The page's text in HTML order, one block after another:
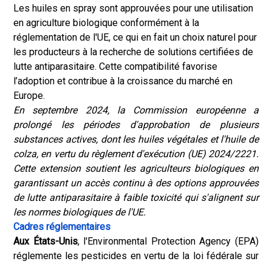
Les huiles en spray sont approuvées pour une utilisation
en agriculture biologique conformément à la
réglementation de l'UE, ce qui en fait un choix naturel pour
les producteurs à la recherche de solutions certifiées de
lutte antiparasitaire. Cette compatibilité favorise
l’adoption et contribue à la croissance du marché en
Europe.
En septembre 2024, la Commission européenne a
prolongé les périodes d'approbation de plusieurs
substances actives, dont les huiles végétales et l'huile de
colza, en vertu du règlement d'exécution (UE) 2024/2221.
Cette extension soutient les agriculteurs biologiques en
garantissant un accès continu à des options approuvées
de lutte antiparasitaire à faible toxicité qui s'alignent sur
les normes biologiques de l'UE.
Cadres réglementaires
Aux États-Unis, l'Environmental Protection Agency (EPA)
réglemente les pesticides en vertu de la loi fédérale sur